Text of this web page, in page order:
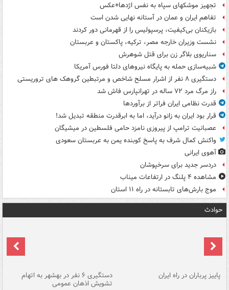
تجهیز موشکهای سپاه به نفس اژدها+عکس
تفاهم ایران و عمان در آستانه نهایی شدن است
بازیکنان بی‌کیفیت، پرسپولیس را از قهرمانی دور کردند
نشست وزیران خارجه مصر، ترکیه، پاکستان و عربستان
سناریوی بلاگر زن برای قتل شوهرش
شبیه‌سازی حمله به پایگاه نیروهای دلتا فورس آمریکا
دستگیری ۸ نفر از اشرار مسلح شاخص و مرتبطین گروهک های تروریستی
راز مرگ مرد ۷۲ ساله در تهرانپارس فاش شد
قدرت نظامی ایران فراتر از برآوردها
قرار بود ایران به زانو درآید، اما به ابرقدرت منطقه تبدیل شد!
عصبانیت ترامپ از پیروزی نامزد حامی فلسطین در میشیگان
واکنش کمال شرف به پاسخ کوبنده یمن به عربستان سعودی
آهوی ایرانی
دردسر جدید برای سرخپوشان
مشاهده ۴ پلنگ در ارتفاعات میناب
موج بارش‌های تابستانه در راه ۱۱ استان
حوادث
پاییز پرباران در راه ایران دستگیری ۶ نفر در بهشهر به اتهام
تشویش اذهان عمومی